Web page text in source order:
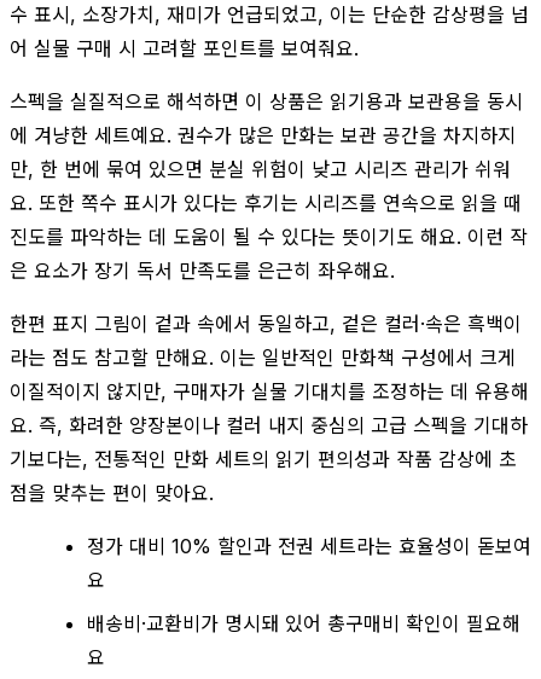
수 표시, 소장가치, 재미가 언급되었고, 이는 단순한 감상평을 넘
어 실물 구매 시 고려할 포인트를 보여줘요.
스펙을 실질적으로 해석하면 이 상품은 읽기용과 보관용을 동시
에 겨냥한 세트예요. 권수가 많은 만화는 보관 공간을 차지하지
만, 한 번에 묶여 있으면 분실 위험이 낮고 시리즈 관리가 쉬워
요. 또한 쪽수 표시가 있다는 후기는 시리즈를 연속으로 읽을 때
진도를 파악하는 데 도움이 될 수 있다는 뜻이기도 해요. 이런 작
은 요소가 장기 독서 만족도를 은근히 좌우해요.
한편 표지 그림이 겉과 속에서 동일하고, 겉은 컬러·속은 흑백이
라는 점도 참고할 만해요. 이는 일반적인 만화책 구성에서 크게
이질적이지 않지만, 구매자가 실물 기대치를 조정하는 데 유용해
요. 즉, 화려한 양장본이나 컬러 내지 중심의 고급 스펙을 기대하
기보다는, 전통적인 만화 세트의 읽기 편의성과 작품 감상에 초
점을 맞추는 편이 맞아요.
정가 대비 10% 할인과 전권 세트라는 효율성이 돋보여
요
배송비·교환비가 명시돼 있어 총구매비 확인이 필요해
요